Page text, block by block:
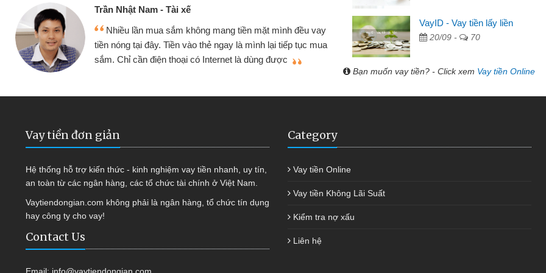
Trần Nhật Nam - Tài xế
Nhiều lần mua sắm không mang tiền mặt mình đều vay
tiền nóng tại đây. Tiền vào thẻ ngay là mình lại tiếp tục mua
sắm. Chỉ cần điện thoại có Internet là dùng được
Cấn Văn Lực - Tạp hóa
Tôi kinh doanh buôn bán
hàng, nhờ biết đến website
quyết được công việc của mình
VayID - Vay tiền lấy liền
20/09 - 70
Bạn muốn vay tiền? - Click xem Vay tiền Online
Vay tiền đơn giản
Hệ thống hỗ trợ kiến thức - kinh nghiệm vay tiền nhanh, uy tín,
an toàn từ các ngân hàng, các tổ chức tài chính ở Việt Nam.
Vaytiendongian.com không phải là ngân hàng, tổ chức tín dụng
hay công ty cho vay!
Contact Us
Category
Vay tiền Online
Vay tiền Không Lãi Suất
Kiểm tra nợ xấu
Liên hệ